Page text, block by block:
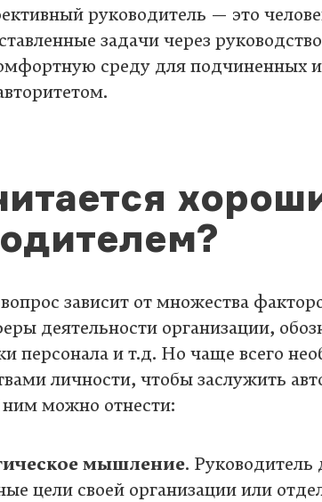
руководитель — это
задачи через
среду для подчиненных
зависит от множества
деятельности организации,
персонала и т.д. Но чаще всего
личности, чтобы заслужить
ним можно отнести:
мышление.
цели своей организации или